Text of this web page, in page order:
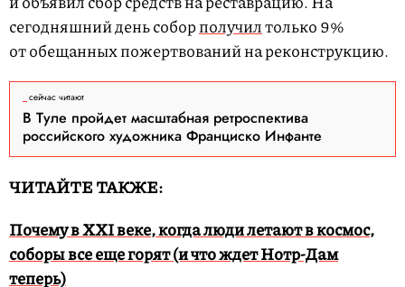
сегодняшний день соборполучилтолько 9%
от обещанных пожертвований на реконструкцию.
сейчас читают
В Туле пройдет масштабная ретроспектива
российского художника Франциско Инфанте
ЧИТАЙТЕ ТАКЖЕ:
Почему в XXI веке, когда люди летают в космос,
соборы все еще горят (и что ждет Нотр-Дам
теперь)